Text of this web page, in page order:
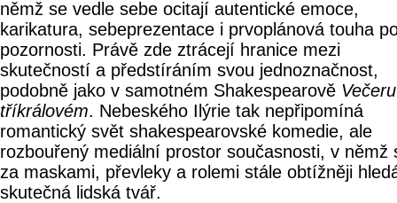
němž se vedle sebe ocitají autentické emoce,
karikatura, sebeprezentace i prvoplánová touha
pozornosti. Právě zde ztrácejí hranice mezi
skutečností a předstíráním svou jednoznačnost,
podobně jako v samotném Shakespearově Večeru
tříkrálovém. Nebeského Ilýrie tak nepřipomíná
romantický svět shakespearovské komedie, ale
rozbouřený mediální prostor současnosti, v němž
za maskami, převleky a rolemi stále obtížněji
skutečná lidská tvář.